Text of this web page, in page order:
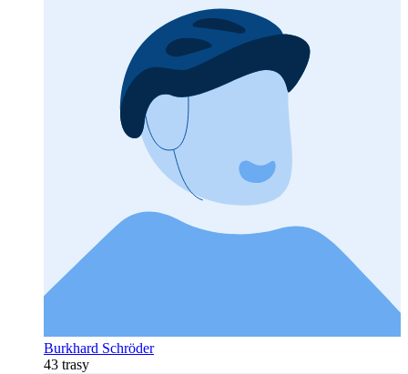
Burkhard Schröder
43 trasy